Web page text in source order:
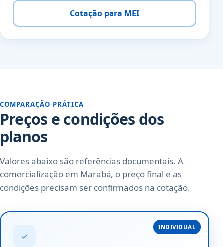
Cotação para MEI
COMPARAÇÃO PRÁTICA
Preços e condições dos
planos
Valores abaixo são referências documentais. A
comercialização em Marabá, o preço final e as
condições precisam ser confirmados na cotação.
INDIVIDUAL
✓